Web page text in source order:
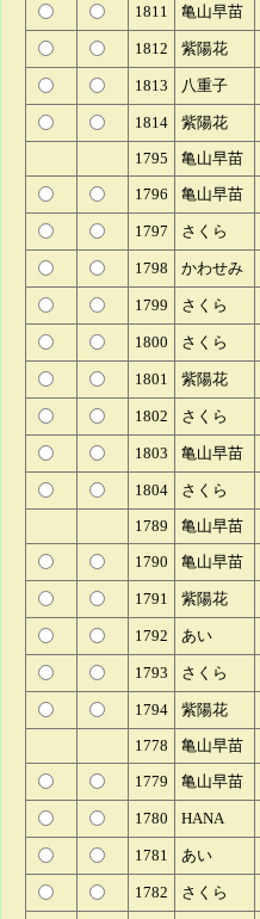
1811 亀山早苗
1812 紫陽花
1813 八重子
1814 紫陽花
1795
亀山早苗
1796
亀山早苗
1797 さくら
1798 かわせみ
1799 さくら
1800 さくら
1801 紫陽花
1802 さくら
1803 亀山早苗
1804 さくら
1789
亀山早苗
1790
亀山早苗
1791 紫陽花
1792 あい
1793 さくら
1794 紫陽花
1778
亀山早苗
1779
亀山早苗
1780 HANA
1781 あい
1782 さくら